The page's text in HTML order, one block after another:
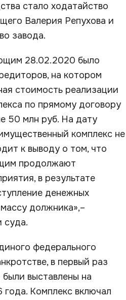
стало ходатайство
Валерия Репухова и
завода.
28.02.2020 было
на котором
стоимость реализации
по прямому договору
50 млн руб. На дату
комплекс не
к выводу о том, что
продолжают
в результате
денежных
должника»,–
суда.
федерального
в первый раз
выставлены на
Комплекс включал